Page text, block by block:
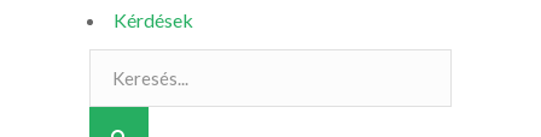
Kérdések